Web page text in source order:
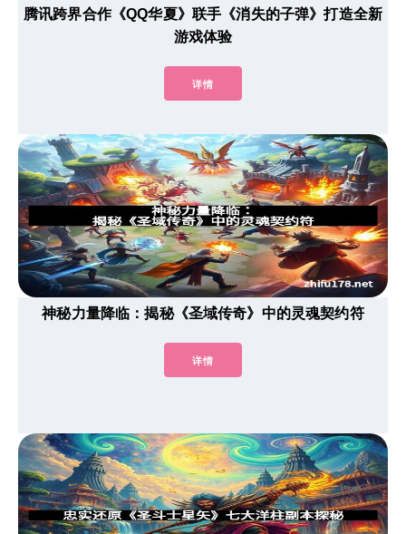
腾讯跨界合作《QQ华夏》联手《消失的子弹》打造全新
游戏体验
详情
神秘力量降临：揭秘《圣域传奇》中的灵魂契约符
详情